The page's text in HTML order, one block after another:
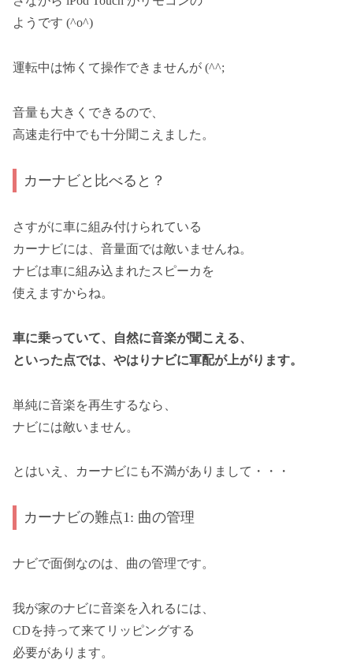
ようです (^o^)
運転中は怖くて操作できませんが (^^;
音量も大きくできるので、
高速走行中でも十分聞こえました。
カーナビと比べると？
さすがに車に組み付けられている
カーナビには、音量面では敵いませんね。
ナビは車に組み込まれたスピーカを
使えますからね。
車に乗っていて、自然に音楽が聞こえる、
といった点では、やはりナビに軍配が上がります。
単純に音楽を再生するなら、
ナビには敵いません。
とはいえ、カーナビにも不満がありまして・・・
カーナビの難点1: 曲の管理
ナビで面倒なのは、曲の管理です。
我が家のナビに音楽を入れるには、
CDを持って来てリッピングする
必要があります。